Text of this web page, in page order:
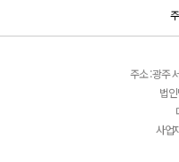
주소 : 광주
법
사업